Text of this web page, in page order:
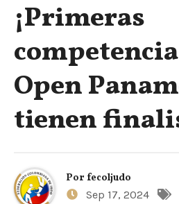
¡Primeras
Open
tienen
Por fecoljudo
Sep 17, 2024